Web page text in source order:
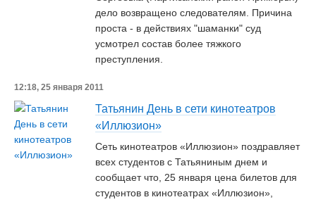
дело возвращено следователям. Причина
проста - в действиях "шаманки" суд
усмотрел состав более тяжкого
преступления.
12:18, 25 января 2011
Татьянин День в сети кинотеатров
«Иллюзион»
Сеть кинотеатров «Иллюзион» поздравляет
всех студентов с Татьяниным днем и
сообщает что, 25 января цена билетов для
студентов в кинотеатрах «Иллюзион»,